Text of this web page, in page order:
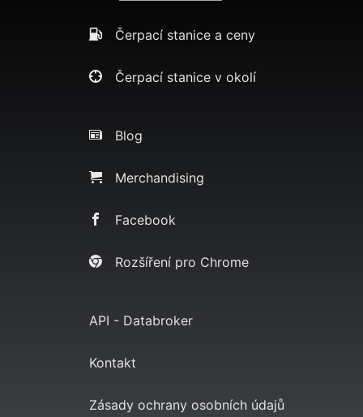
Čerpací stanice a ceny
Čerpací stanice v okolí
Blog
Merchandising
Facebook
Rozšíření pro Chrome
API - Databroker
Kontakt
Zásady ochrany osobních údajů